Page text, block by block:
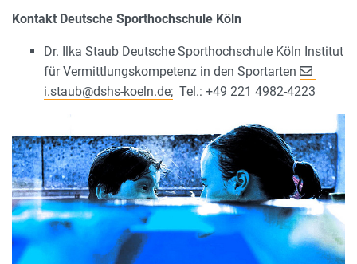
Kontakt Deutsche Sporthochschule Köln
Dr. Ilka Staub Deutsche Sporthochschule Köln Institut
für Vermittlungskompetenz in den Sportarten
i.staub@dshs-koeln.de; Tel.: +49 221 4982-4223